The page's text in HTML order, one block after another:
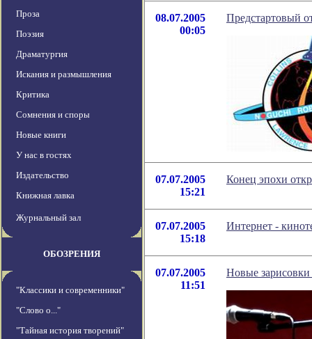
Проза
Поэзия
Драматургия
Искания и размышления
Критика
Сомнения и споры
Новые книги
У нас в гостях
Издательство
Книжная лавка
Журнальный зал
ОБОЗРЕНИЯ
"Классики и современники"
"Слово о..."
"Тайная история творений"
08.07.2005
00:05
Предстартовый
07.07.2005
15:21
Конец эпохи
07.07.2005
15:18
Интернет -
07.07.2005
11:51
Новые